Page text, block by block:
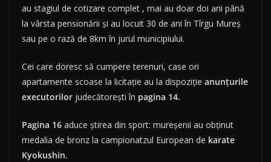
au stagiul de cotizare complet , mai au doar doi ani până
la vârsta pensionării şi au locuit 30 de ani în Tîrgu Mureş
sau pe o rază de 8km în jurul municipiului.
Cei care doresc să cumpere terenuri, case ori
apartamente scoase la licitaţie au la dispoziţie anunţurile
executorilor judecătoreşti în pagina 14.
Pagina 16 aduce ştirea din sport: mureşenii au obţinut
medalia de bronz la campionatzul European de karate
Kyokushin.